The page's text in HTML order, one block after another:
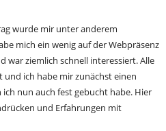
wurde mir unter anderem
mich ein wenig auf der Webpräsenz
war ziemlich schnell interessiert. Alle
ich habe mir zunächst einen
nun auch fest gebucht habe. Hier
und Erfahrungen mit